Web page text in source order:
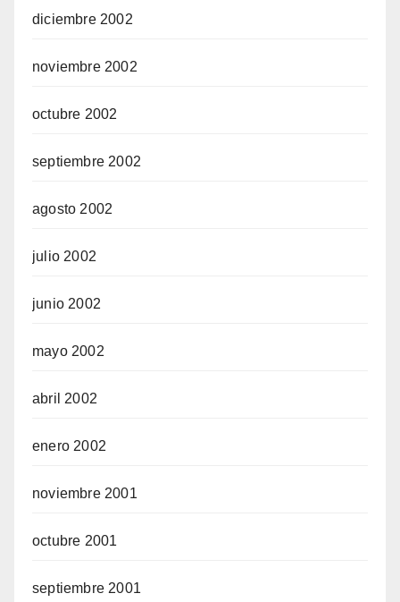
diciembre 2002
noviembre 2002
octubre 2002
septiembre 2002
agosto 2002
julio 2002
junio 2002
mayo 2002
abril 2002
enero 2002
noviembre 2001
octubre 2001
septiembre 2001